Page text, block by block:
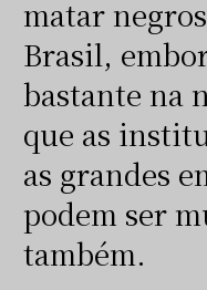
matar
Brasil,
bastante na
que as
as grandes
podem ser
também.